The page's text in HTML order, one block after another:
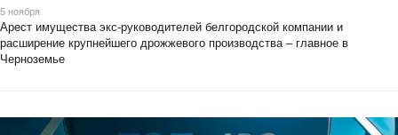
5 ноября
Арест имущества экс-руководителей белгородской компании и
расширение крупнейшего дрожжевого производства – главное в
Черноземье